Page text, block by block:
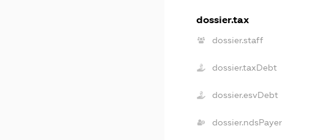
dossier.tax
dossier.staff
dossier.taxDebt
dossier.esvDebt
dossier.ndsPayer